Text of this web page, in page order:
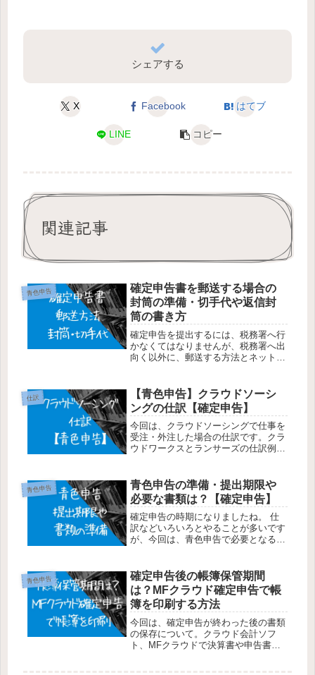
シェアする
X Facebook はてブ
LINE コピー
関連記事
青色申告
確定申告書を郵送する場合の
封筒の準備・切手代や返信封
筒の書き方
確定申告を提出するには、税務署へ行
かなくてはなりませんが、税務署へ出
向く以外に、郵送する方法とネットで
と、切手代や返信封筒の書き方などを
紹介します。封筒の準備開業届を出...
仕訳
【青色申告】クラウドソーシ
ングの仕訳【確定申告】
今回は、クラウドソーシングで仕事を
受注・外注した場合の仕訳です。クラ
ウドワークスとランサーズの仕訳例を
応じて5～20％のシステム利用料が発
生します。10万以下の部分……20...
青色申告
青色申告の準備・提出期限や
必要な書類は？【確定申告】
確定申告の時期になりましたね。 仕
訳などいろいろとやることが多いです
が、今回は、青色申告で必要となる書
控除を受けているので、こちらの申告
方法となります。提出書類なども個
人...
青色申告
確定申告後の帳簿保管期間
は？MFクラウド確定申告で帳
簿を印刷する方法
今回は、確定申告が終わった後の書類
の保存について。クラウド会計ソフ
ト、MFクラウドで決算書や申告書を